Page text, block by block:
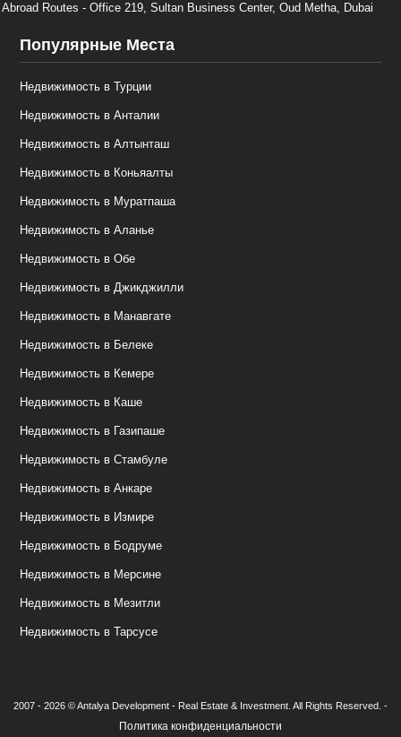
Abroad Routes - Office 219, Sultan Business Center, Oud Metha, Dubai
Популярные Места
Недвижимость в Турции
Недвижимость в Анталии
Недвижимость в Алтынташ
Недвижимость в Коньяалты
Недвижимость в Муратпаша
Недвижимость в Аланье
Недвижимость в Обе
Недвижимость в Джикджилли
Недвижимость в Манавгате
Недвижимость в Белеке
Недвижимость в Кемере
Недвижимость в Каше
Недвижимость в Газипаше
Недвижимость в Стамбуле
Недвижимость в Анкаре
Недвижимость в Измире
Недвижимость в Бодруме
Недвижимость в Мерсине
Недвижимость в Мезитли
Недвижимость в Тарсусе
2007 - 2026 © Antalya Development - Real Estate & Investment. All Rights Reserved. -
Политика конфиденциальности